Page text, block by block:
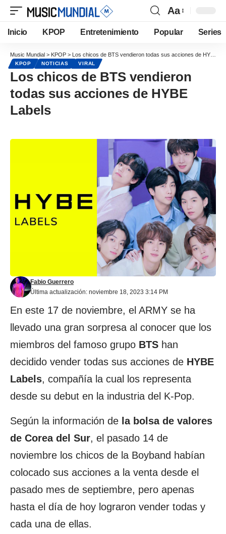
Aa
Inicio KPOP Entretenimiento Popular Series
Music Mundial > KPOP > Los chicos de BTS vendieron todas sus acciones de HYBE Labels
KPOP NOTICIAS VIRAL
Los chicos de BTS vendieron
todas sus acciones de HYBE
Labels
Última actualización: noviembre 18, 2023 3:14 PM
Fabio Guerrero
En este 17 de noviembre, el ARMY se ha
llevado una gran sorpresa al conocer que los
miembros del famoso grupo BTS han
decidido vender todas sus acciones de HYBE
Labels, compañía la cual los representa
desde su debut en la industria del K-Pop.
Según la información de la bolsa de valores
de Corea del Sur, el pasado 14 de
noviembre los chicos de la Boyband habían
colocado sus acciones a la venta desde el
pasado mes de septiembre, pero apenas
hasta el día de hoy lograron vender todas y
cada una de ellas.